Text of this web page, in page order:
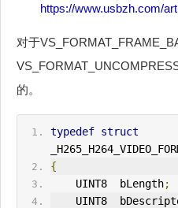
https://www.usbzh.com/
对于
的。
typedef struct
H265
{
    UINT8  bLength
;
UINT8